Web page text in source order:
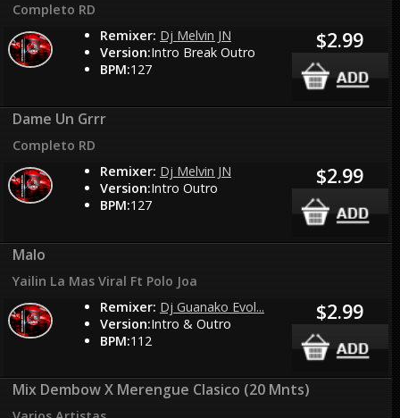
Completo RD
Remixer: Dj Melvin JN
Version:Intro Break Outro
BPM:127
$2.99
Dame Un Grrr
Completo RD
Remixer: Dj Melvin JN
Version:Intro Outro
BPM:127
$2.99
Malo
Yailin La Mas Viral Ft Polo Joa
Remixer: Dj Guanako Evol...
Version:Intro & Outro
BPM:112
$2.99
Mix Dembow X Merengue Clasico (20 Mnts)